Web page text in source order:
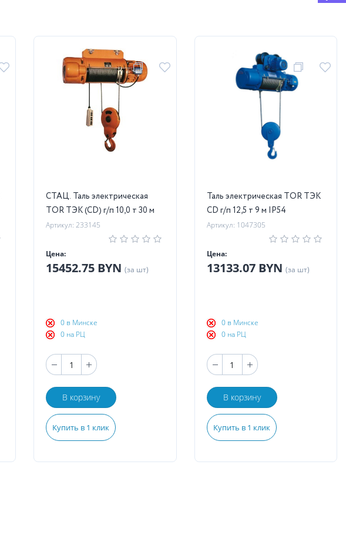
СТАЦ. Таль электрическая
TOR ТЭК (CD) г/п 10,0 т 30 м
Артикул: 233145
Цена:
15452.75 BYN (за шт)
0 в Минске
0 на РЦ
В корзину
Купить в 1 клик
Таль электрическая TOR ТЭК
CD г/п 12,5 т 9 м IP54
Артикул: 1047305
Цена:
13133.07 BYN (за шт)
0 в Минске
0 на РЦ
В корзину
Купить в 1 клик